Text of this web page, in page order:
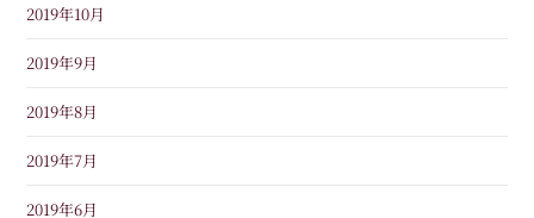
2019年10月
2019年9月
2019年8月
2019年7月
2019年6月